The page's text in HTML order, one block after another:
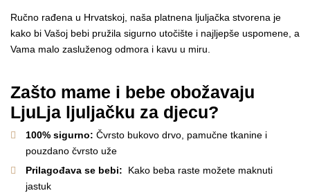
Ručno rađena u Hrvatskoj, naša platnena ljuljačka stvorena je
kako bi Vašoj bebi pružila sigurno utočište i najljepše uspomene, a
Vama malo zasluženog odmora i kavu u miru.
Zašto mame i bebe obožavaju
LjuLja ljuljačku za djecu?
100% sigurno: Čvrsto bukovo drvo, pamučne tkanine i
pouzdano čvrsto uže
Prilagođava se bebi: Kako beba raste možete maknuti
jastuk